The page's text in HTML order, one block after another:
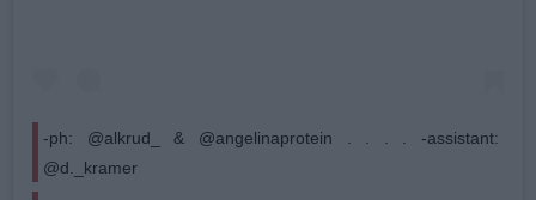
-ph: @alkrud_ & @angelinaprotein . . . . -assistant:
@d._kramer